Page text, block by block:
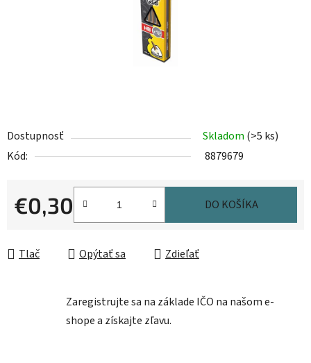
Dostupnosť Skladom (>5 ks)
Kód:
8879679
€0,30
Jednotková cena:
DO KOŠÍKA
Tlač Opýtať sa Zdieľať
Zaregistrujte sa na základe IČO na našom e-
shope a získajte zľavu.